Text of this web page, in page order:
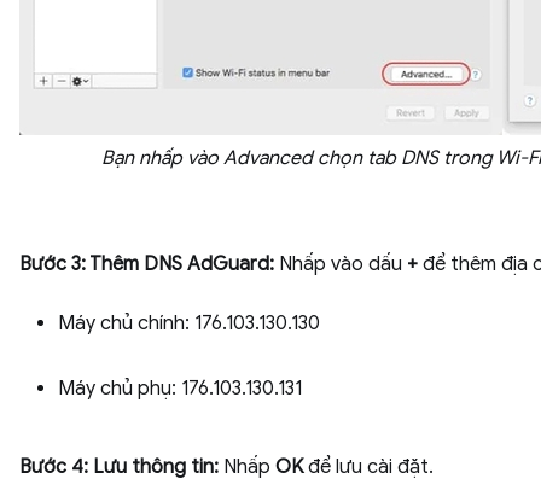
Bạn nhấp vào Advanced chọn tab DNS trong Wi-Fi
Bước 3: Thêm DNS AdGuard: Nhấp vào dấu + để thêm địa
Máy chủ chính: 176.103.130.130
Máy chủ phụ: 176.103.130.131
Bước 4: Lưu thông tin: Nhấp OKđể lưu cài đặt.